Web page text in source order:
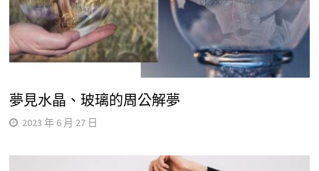
夢見水晶、玻璃的周公解夢
2023 年 6 月 27 日